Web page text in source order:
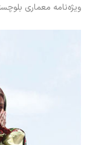
ویژه‌نامه معماری